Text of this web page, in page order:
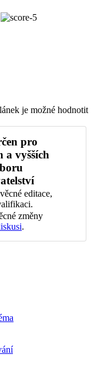
je možné hodnotit
pro
a vyšších
editace,
změny
.